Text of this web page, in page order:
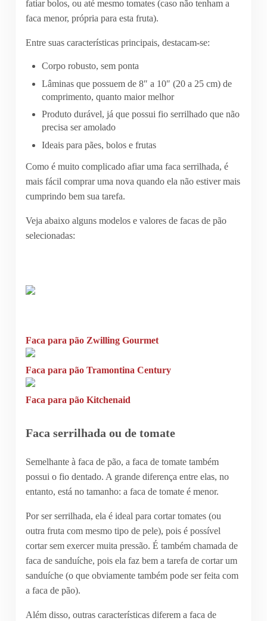
fatiar bolos, ou até mesmo tomates (caso não tenham a
faca menor, própria para esta fruta).
Entre suas características principais, destacam-se:
Corpo robusto, sem ponta
Lâminas que possuem de 8″ a 10″ (20 a 25 cm) de
comprimento, quanto maior melhor
Produto durável, já que possui fio serrilhado que não
precisa ser amolado
Ideais para pães, bolos e frutas
Como é muito complicado afiar uma faca serrilhada, é
mais fácil comprar uma nova quando ela não estiver mais
cumprindo bem sua tarefa.
Veja abaixo alguns modelos e valores de facas de pão
selecionadas:
Faca para pão Zwilling Gourmet
Faca para pão Tramontina Century
Faca para pão Kitchenaid
Faca serrilhada ou de tomate
Semelhante à faca de pão, a faca de tomate também
possui o fio dentado. A grande diferença entre elas, no
entanto, está no tamanho: a faca de tomate é menor.
Por ser serrilhada, ela é ideal para cortar tomates (ou
outra fruta com mesmo tipo de pele), pois é possível
cortar sem exercer muita pressão. É também chamada de
faca de sanduíche, pois ela faz bem a tarefa de cortar um
sanduíche (o que obviamente também pode ser feita com
a faca de pão).
Além disso, outras características diferem a faca de